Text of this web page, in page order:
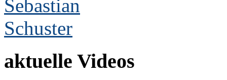
aktuelle Videos